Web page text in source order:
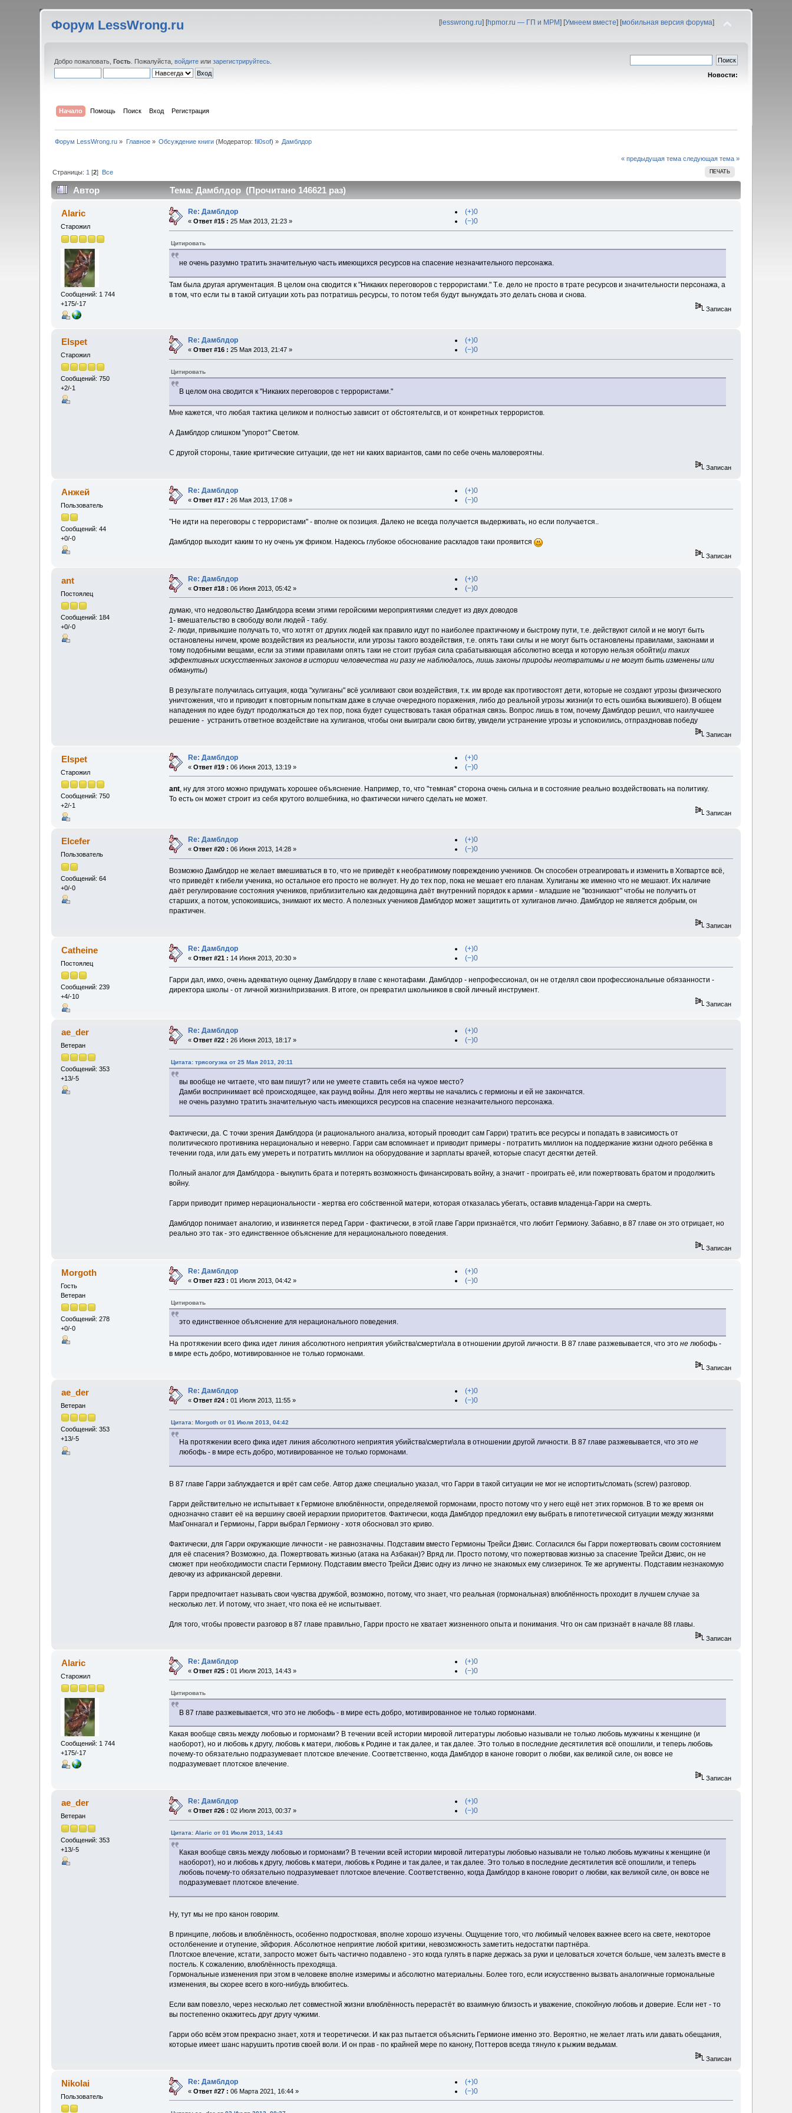
Форум LessWrong.ru [lesswrong.ru] [hpmor.ru — ГП и МРМ] [Умнеем вместе] [мобильная версия форума]
Добро пожаловать,Гость . Пожалуйста,войдите илизарегистрируйтесь
Новости:
Начало Помощь Поиск Вход Регистрация
Форум LessWrong.ru » Главное» Обсуждение книги (Модератор:fil0sof) » Дамблдор
« предыдущая тема следующая тема »
ПЕЧАТЬ
Страницы: 1 [2] Все
Автор Тема: Дамблдор (Прочитано 146621 раз)
Alaric
Старожил
Сообщений: 1 744
+175/-17
Re: Дамблдор
«Ответ #15 : 25 Мая 2013, 21:23 »
(+)0
(−)0
Цитировать
не очень разумно тратить значительную часть имеющихся ресурсов на спасение незначительного персонажа.
Там была другая аргументация. В целом она сводится к "Никаких переговоров с террористами." Т.е. дело не просто в трате ресурсов и значительности персонажа, а
в том, что если ты в такой ситуации хоть раз потратишь ресурсы, то потом тебя будут вынуждать это делать снова и снова.
Записан
Elspet
Старожил
Сообщений: 750
+2/-1
Re: Дамблдор
«Ответ #16 : 25 Мая 2013, 21:47 »
(+)0
(−)0
Цитировать
В целом она сводится к "Никаких переговоров с террористами."
Мне кажется, что любая тактика целиком и полностью зависит от обстоятельтсв, и от конкретных террористов.
А Дамблдор слишком "упорот" Светом.
С другой стороны, такие критические ситуации, где нет ни каких вариантов, сами по себе очень маловероятны.
Записан
Анжей
Пользователь
Сообщений: 44
+0/-0
Re: Дамблдор
«Ответ #17 : 26 Мая 2013, 17:08 »
(+)0
(−)0
"Не идти на переговоры с террористами" - вполне ок позиция. Далеко не всегда получается выдерживать, но если получается..
Дамблдор выходит каким то ну очень уж фриком. Надеюсь глубокое обоснование раскладов таки проявится
Записан
ant
Постоялец
Сообщений: 184
+0/-0
Re: Дамблдор
«Ответ #18 : 06 Июня 2013, 05:42 »
(+)0
(−)0
думаю, что недовольство Дамблдора всеми этими геройскими мероприятиями следует из двух доводов
1- вмешательство в свободу воли людей - табу.
2- люди, привыкшие получать то, что хотят от других людей как правило идут по наиболее практичному и быстрому пути, т.е. действуют силой и не могут быть
остановлены ничем, кроме воздействия из реальности, или угрозы такого воздействия, т.е. опять таки силы и не могут быть остановлены правилами, законами и
тому подобными вещами, если за этими правилами опять таки не стоит грубая сила срабатывающая абсолютно всегда и которую нельзя обойти(и таких
эффективных искусственных законов в истории человечества ни разу не наблюдалось, лишь законы природы неотвратимы и не могут быть изменены или
обмануты)
В результате получилась ситуация, когда "хулиганы" всё усиливают свои воздействия, т.к. им вроде как противостоят дети, которые не создают угрозы физического
уничтожения, что и приводит к повторным попыткам даже в случае очередного поражения, либо до реальной угрозы жизни(и то есть ошибка выжившего). В общем
нападения по идее будут продолжаться до тех пор, пока будет существовать такая обратная связь. Вопрос лишь в том, почему Дамблдор решил, что наилучшее
решение - устранить ответное воздействие на хулиганов, чтобы они выиграли свою битву, увидели устранение угрозы и успокоились, отпраздновав победу
Записан
Elspet
Старожил
Сообщений: 750
+2/-1
Re: Дамблдор
«Ответ #19 : 06 Июня 2013, 13:19 »
(+)0
(−)0
ant, ну для этого можно придумать хорошее объяснение. Например, то, что "темная" сторона очень сильна и в состояние реально воздействовать на политику.
То есть он может строит из себя крутого волшебника, но фактически ничего сделать не может.
Записан
Elcefer
Пользователь
Сообщений: 64
+0/-0
Re: Дамблдор
«Ответ #20 : 06 Июня 2013, 14:28 »
(+)0
(−)0
Возможно Дамблдор не желает вмешиваться в то, что не приведёт к необратимому повреждению учеников. Он способен отреагировать и изменить в Хогвартсе всё,
что приведёт к гибели ученика, но остальное его просто не волнует. Ну до тех пор, пока не мешает его планам. Хулиганы же именно что не мешают. Их наличие
даёт регулирование состояния учеников, приблизительно как дедовщина даёт внутренний порядок к армии - младшие не "возникают" чтобы не получить от
старших, а потом, успокоившись, знимают их место. А полезных учеников Дамблдор может защитить от хулиганов лично. Дамблдор не является добрым, он
практичен.
Записан
Catheine
Постоялец
Сообщений: 239
+4/-10
Re: Дамблдор
«Ответ #21 : 14 Июня 2013, 20:30 »
(+)0
(−)0
Гарри дал, имхо, очень адекватную оценку Дамблдору в главе с кенотафами. Дамблдор - непрофессионал, он не отделял свои профессиональные обязанности -
директора школы - от личной жизни/призвания. В итоге, он превратил школьников в свой личный инструмент.
Записан
ae_der
Ветеран
Сообщений: 353
+13/-5
Re: Дамблдор
«Ответ #22 : 26 Июня 2013, 18:17 »
(+)0
(−)0
Цитата: трясогузка от 25 Мая 2013, 20:11
вы вообще не читаете, что вам пишут? или не умеете ставить себя на чужое место?
Дамби воспринимает всё происходящее, как раунд войны. Для него жертвы не начались с гермионы и ей не закончатся.
не очень разумно тратить значительную часть имеющихся ресурсов на спасение незначительного персонажа.
Фактически, да. С точки зрения Дамблдора (и рационального анализа, который проводит сам Гарри) тратить все ресурсы и попадать в зависимость от
политического противника нерационально и неверно. Гарри сам вспоминает и приводит примеры - потратить миллион на поддержание жизни одного ребёнка в
течении года, или дать ему умереть и потратить миллион на оборудование и зарплаты врачей, которые спасут десятки детей.
Полный аналог для Дамблдора - выкупить брата и потерять возможность финансировать войну, а значит - проиграть её, или пожертвовать братом и продолжить
войну.
Гарри приводит пример нерациональности - жертва его собственной матери, которая отказалась убегать, оставив младенца-Гарри на смерть.
Дамблдор понимает аналогию, и извиняется перед Гарри - фактически, в этой главе Гарри признаётся, что любит Гермиону. Забавно, в 87 главе он это отрицает, но
реально это так - это единственное объяснение для нерационального поведения.
Записан
Morgoth
Гость
Ветеран
Сообщений: 278
+0/-0
Re: Дамблдор
«Ответ #23 : 01 Июля 2013, 04:42 »
(+)0
(−)0
Цитировать
это единственное объяснение для нерационального поведения.
На протяжении всего фика идет линия абсолютного неприятия убийства\смерти\зла в отношении другой личности. В 87 главе разжевывается, что это нелюбофь -
в мире есть добро, мотивированное не только гормонами.
Записан
ae_der
Ветеран
Сообщений: 353
+13/-5
Re: Дамблдор
«Ответ #24 : 01 Июля 2013, 11:55 »
(+)0
(−)0
Цитата: Morgoth от 01 Июля 2013, 04:42
На протяжении всего фика идет линия абсолютного неприятия убийства\смерти\зла в отношении другой личности. В 87 главе разжевывается, что этоне
любофь - в мире есть добро, мотивированное не только гормонами.
В 87 главе Гарри заблуждается и врёт сам себе. Автор даже специально указал, что Гарри в такой ситуации не мог не испортить/сломать (screw) разговор.
Гарри действительно не испытывает к Гермионе влюблённости, определяемой гормонами, просто потому что у него ещё нет этих гормонов. В то же время он
однозначно ставит её на вершину своей иерархии приоритетов. Фактически, когда Дамблдор предложил ему выбрать в гипотетической ситуации между жизнями
МакГоннагал и Гермионы, Гарри выбрал Гермиону - хотя обосновал это криво.
Фактически, для Гарри окружающие личности - не равнозначны. Подставим вместо Гермионы Трейси Дэвис. Согласился бы Гарри пожертвовать своим состоянием
для её спасения? Возможно, да. Пожертвовать жизнью (атака на Азбакан)? Вряд ли. Просто потому, что пожертвовав жизнью за спасение Трейси Дэвис, он не
сможет при необходимости спасти Гермиону. Подставим вместо Трейси Дэвис одну из лично не знакомых ему слизеринок. Те же аргументы. Подставим незнакомую
девочку из африканской деревни.
Гарри предпочитает называть свои чувства дружбой, возможно, потому, что знает, что реальная (гормональная) влюблённость проходит в лучшем случае за
несколько лет. И потому, что знает, что пока её не испытывает.
Для того, чтобы провести разговор в 87 главе правильно, Гарри просто не хватает жизненного опыта и понимания. Что он сам признаёт в начале 88 главы.
Записан
Alaric
Старожил
Сообщений: 1 744
+175/-17
Re: Дамблдор
«Ответ #25 : 01 Июля 2013, 14:43 »
(+)0
(−)0
Цитировать
В 87 главе разжевывается, что это не любофь - в мире есть добро, мотивированное не только гормонами.
Какая вообще связь между любовью и гормонами? В течении всей истории мировой литературы любовью называли не только любовь мужчины к женщине (и
наоборот), но и любовь к другу, любовь к матери, любовь к Родине и так далее, и так далее. Это только в последние десятилетия всё опошлили, и теперь любовь
почему-то обязательно подразумевает плотское влечение. Соответственно, когда Дамблдор в каноне говорит о любви, как великой силе, он вовсе не
подразумевает плотское влечение.
Записан
ae_der
Ветеран
Сообщений: 353
+13/-5
Re: Дамблдор
«Ответ #26 : 02 Июля 2013, 00:37 »
(+)0
(−)0
Цитата: Alaric от 01 Июля 2013, 14:43
Какая вообще связь между любовью и гормонами? В течении всей истории мировой литературы любовью называли не только любовь мужчины к женщине (и
наоборот), но и любовь к другу, любовь к матери, любовь к Родине и так далее, и так далее. Это только в последние десятилетия всё опошлили, и теперь
любовь почему-то обязательно подразумевает плотское влечение. Соответственно, когда Дамблдор в каноне говорит о любви, как великой силе, он вовсе не
подразумевает плотское влечение.
Ну, тут мы не про канон говорим.
В принципе, любовь и влюблённость, особенно подростковая, вполне хорошо изучены. Ощущение того, что любимый человек важнее всего на свете, некоторое
остолбенение и отупение, эйфория. Абсолютное неприятие любой критики, невозможность заметить недостатки партнёра.
Плотское влечение, кстати, запросто может быть частично подавлено - это когда гулять в парке держась за руки и целоваться хочется больше, чем залезть вместе в
постель. К сожалению, влюблённость преходяща.
Гормональные изменения при этом в человеке вполне измеримы и абсолютно материальны. Более того, если искусственно вызвать аналогичные гормональные
изменения, вы скорее всего в кого-нибудь влюбитесь.
Если вам повезло, через несколько лет совместной жизни влюблённость перерастёт во взаимную близость и уважение, спокойную любовь и доверие. Если нет - то
вы постепенно окажитесь друг другу чужими.
Гарри обо всём этом прекрасно знает, хотя и теоретически. И как раз пытается объяснить Гермионе именно это. Вероятно, не желает лгать или давать обещания,
которые имеет шанс нарушить против своей воли. И он прав - по крайней мере по канону, Поттеров всегда тянуло к рыжим ведьмам.
Записан
Nikolai
Пользователь
Re: Дамблдор
«Ответ #27 : 06 Марта 2021, 16:44 »
(+)0
(−)0